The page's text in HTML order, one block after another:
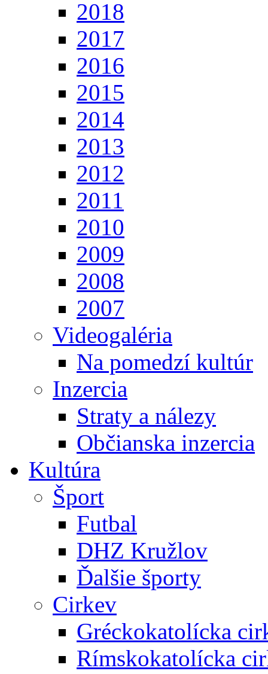
2018
2017
2016
2015
2014
2013
2012
2011
2010
2009
2008
2007
Videogaléria
Na pomedzí kultúr
Inzercia
Straty a nálezy
Občianska inzercia
Kultúra
Šport
Futbal
DHZ Kružlov
Ďalšie športy
Cirkev
Gréckokatolícka
Rímskokatolícka